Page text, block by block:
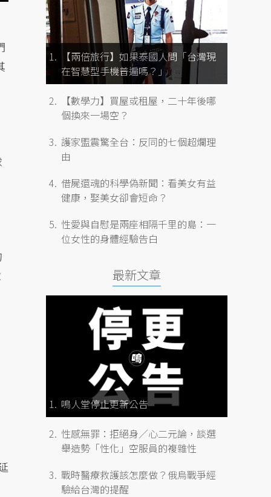
【兩倍旅行】如果泰國人問「台灣現
在智慧型手機普遍嗎？」
【數學力】買屋或租屋，二十年後哪
個換來一場空？
護家盟震驚全台：反同的七個超爛理
由
借屍還魂的科學偽新聞：看美女有益
健康，娶美女卻會短命？
性愛與自慰是兩座相隔千里的島：一
位女性的身體經驗告白
最新文章
鳴人堂停止更新公告
性感無罪：拒絕身／心二元論，談選
舉造勢「性化」空服員的複雜性
戰時醫療救護該怎麼做？俄烏戰爭經
驗給台灣的提醒